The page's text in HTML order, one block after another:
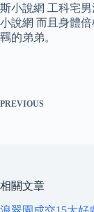
斯小說網 工科宅
小說網 而且身體
羈的弟弟。
PREVIOUS
相關文章